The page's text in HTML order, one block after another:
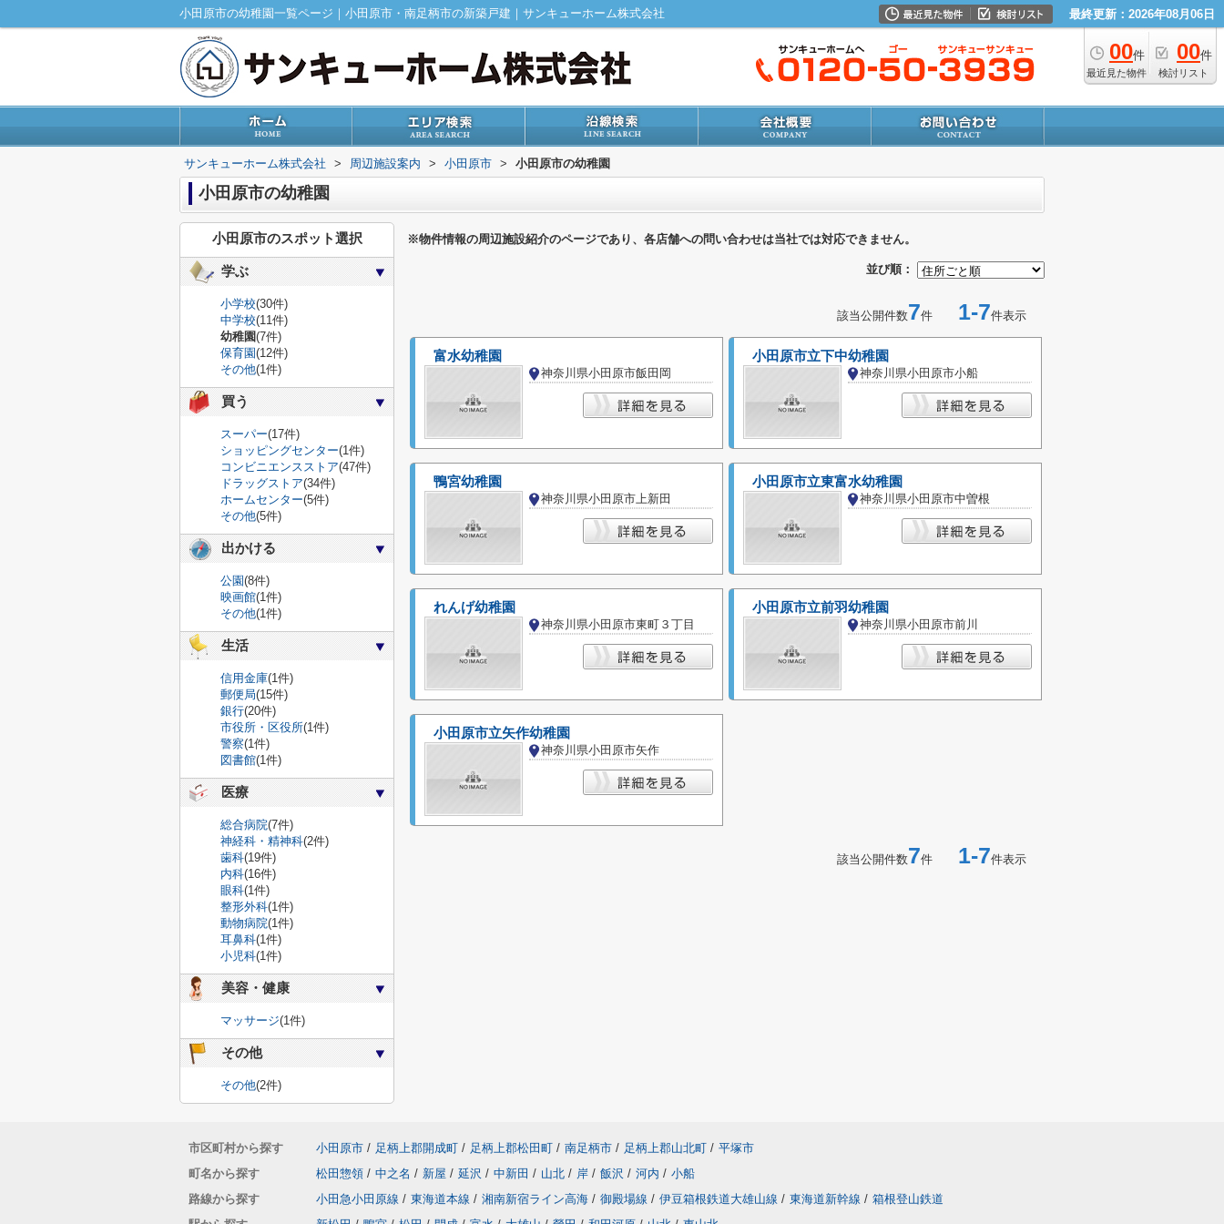
小田原市の幼稚園一覧ページ｜小田原市・南足柄市の新築戸建｜サンキューホーム株式会社 最終更新：2026年08月06日
00件
最近見た物件
00件
検討リスト
サンキューホーム株式会社 > 周辺施設案内 > 小田原市 > 小田原市の幼稚園
小田原市の幼稚園
※物件情報の周辺施設紹介のページであり、各店舗への問い合わせは当社では対応できません。
並び順：
該当公開件数7件 1-7件表示
富水幼稚園
神奈川県小田原市飯田岡
小田原市立下中幼稚園
神奈川県小田原市小船
鴨宮幼稚園
神奈川県小田原市上新田
小田原市立東富水幼稚園
神奈川県小田原市中曽根
れんげ幼稚園
神奈川県小田原市東町３丁目
小田原市立前羽幼稚園
神奈川県小田原市前川
小田原市立矢作幼稚園
神奈川県小田原市矢作
該当公開件数7件 1-7件表示
小田原市のスポット選択
学ぶ
小学校(30件)
中学校(11件)
幼稚園(7件)
保育園(12件)
その他(1件)
買う
スーパー(17件)
ショッピングセンター(1件)
コンビニエンスストア(47件)
ドラッグストア(34件)
ホームセンター(5件)
その他(5件)
出かける
公園(8件)
映画館(1件)
その他(1件)
生活
信用金庫(1件)
郵便局(15件)
銀行(20件)
市役所・区役所(1件)
警察(1件)
図書館(1件)
医療
総合病院(7件)
神経科・精神科(2件)
歯科(19件)
内科(16件)
眼科(1件)
整形外科(1件)
動物病院(1件)
耳鼻科(1件)
小児科(1件)
美容・健康
マッサージ(1件)
その他
その他(2件)
市区町村から探す 小田原市 / 足柄上郡開成町 / 足柄上郡松田町 / 南足柄市 / 足柄上郡山北町 / 平塚市
町名から探す
松田惣領 / 中之名 / 新屋 / 延沢 / 中新田 / 山北 / 岸 / 飯沢 / 河内 / 小船
路線から探す
小田急小田原線 / 東海道本線 / 湘南新宿ライン高海 / 御殿場線 / 伊豆箱根鉄道大雄山線 / 東海道新幹線 / 箱根登山鉄道